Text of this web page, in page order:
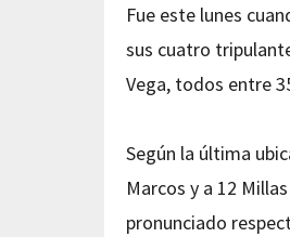
Fue este lunes
sus cuatro
Vega, todos entre
Según la última
Marcos y a 12
pronunciado